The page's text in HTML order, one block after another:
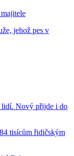
jehož pes v
lidí. Nový přijde i do
tisícům řidičským